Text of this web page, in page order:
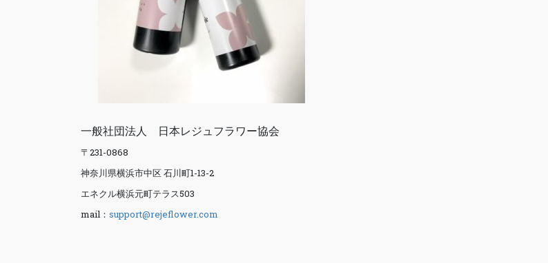
一般社団法人 日本レジュフラワー協会
〒231-0868
神奈川県横浜市中区 石川町1-13-2
エネクル横浜元町テラス503
mail： support@rejeflower.com